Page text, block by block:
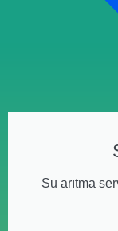
Su arıtma